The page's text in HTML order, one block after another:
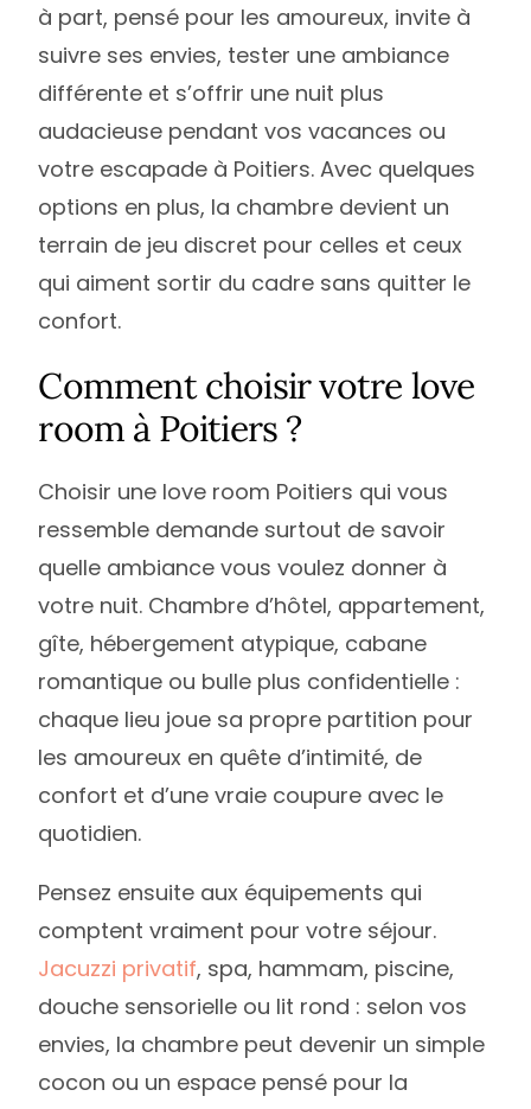
à part, pensé pour les amoureux, invite à
suivre ses envies, tester une ambiance
différente et s’offrir une nuit plus
audacieuse pendant vos vacances ou
votre escapade à Poitiers. Avec quelques
options en plus, la chambre devient un
terrain de jeu discret pour celles et ceux
qui aiment sortir du cadre sans quitter le
confort.
Comment choisir votre love
room à Poitiers ?
Choisir une love room Poitiers qui vous
ressemble demande surtout de savoir
quelle ambiance vous voulez donner à
votre nuit. Chambre d’hôtel, appartement,
gîte, hébergement atypique, cabane
romantique ou bulle plus confidentielle :
chaque lieu joue sa propre partition pour
les amoureux en quête d’intimité, de
confort et d’une vraie coupure avec le
quotidien.
Pensez ensuite aux équipements qui
comptent vraiment pour votre séjour.
Jacuzzi privatif, spa, hammam, piscine,
douche sensorielle ou lit rond : selon vos
envies, la chambre peut devenir un simple
cocon ou un espace pensé pour la